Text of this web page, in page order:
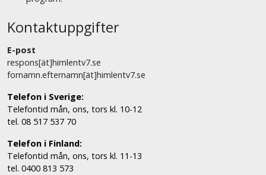
Kontaktuppgifter
E-post
respons[ät]himlentv7.se
fornamn.efternamn[ät]himlentv7.se
Telefon i Sverige:
Telefontid mån, ons, tors kl. 10-12
tel. 08 517 537 70
Telefon i Finland:
Telefontid mån, ons, tors kl. 11-13
tel. 0400 813 573